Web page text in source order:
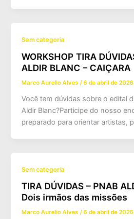
Sem categoria
WORKSHOP TIRA
ALDIR BLANC – CAIÇARA
Marco Aurelio Alves /6 de abril de 2026
Você tem dúvidas sobre o edital
Aldir Blanc?Participe do nosso
preparado para orientar artistas,
Sem categoria
TIRA DÚVIDAS – PNAB
Dois irmãos das missões
Marco Aurelio Alves/6 de abril de 2026